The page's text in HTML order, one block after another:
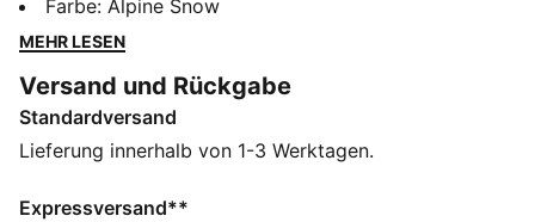
ist speziell für Frauen entworfen und verbindet
sportlich inspiriertes Design mit eleganter Leichtigkeit.
machst oder dich mit Freund:innen triffst – mit der
HER Kollektion fühlst du dich gut, selbstbewusst und
bereit für alles, was kommt.
Hergestellt aus mindestens 50 % recycelten
Farbe: Alpine Snow
MEHR LESEN
Versand und Rückgabe
Standardversand
Lieferung innerhalb von 1-3 Werktagen.
Expressversand**